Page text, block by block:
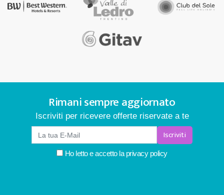
Rimani sempre aggiornato
Iscriviti per ricevere offerte riservate a te
Iscriviti
Ho letto e accetto la privacy policy